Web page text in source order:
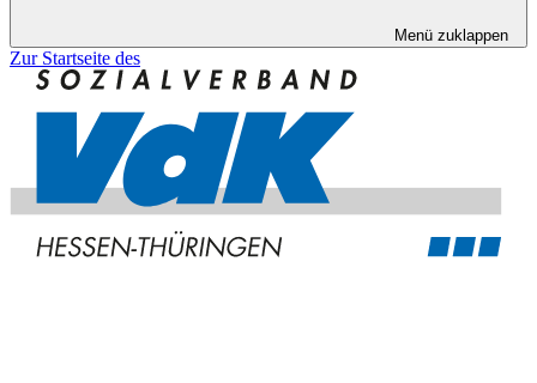
Menü zuklappen
Zur Startseite des